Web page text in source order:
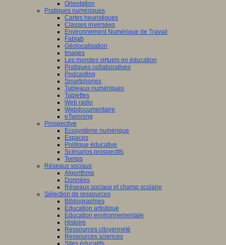
Orientation
Pratiques numériques
Cartes heuristiques
Classes inversées
Environnement Numérique de Travail
Fablab
Géolocalisation
Images
Les mondes virtuels en éducation
Pratiques collaboratives
Podcasting
Smartphones
Tableaux numériques
Tablettes
Web radio
Webdocumentaire
eTwinning
Prospective
Ecosystème numérique
Espaces
Politique éducative
Scénarios prospectifs
Temps
Réseaux sociaux
Algorithme
Données
Réseaux sociaux et champ scolaire
Sélection de ressources
Bibliographies
Education artistique
Education environnementale
Histoire
Ressources citoyenneté
Ressources sciences
Sites éducatifs